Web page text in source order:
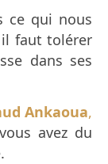
ce qui nous
il faut tolérer
dans ses
Ankaoua,
avez du